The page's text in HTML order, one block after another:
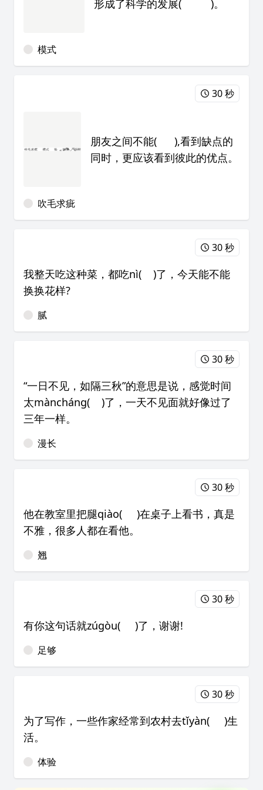
形成了科学的发展( )。
模式
30 秒
朋友之间不能( ),看到缺点的
同时，更应该看到彼此的优点。
吹毛求疵
30 秒
我整天吃这种菜，都吃nì( )了，今天能不能
换换花样?
腻
30 秒
“一日不见，如隔三秋”的意思是说，感觉时间
太màncháng( )了，一天不见面就好像过了
三年一样。
漫长
30 秒
他在教室里把腿qiào( )在桌子上看书，真是
不雅，很多人都在看他。
翘
30 秒
有你这句话就zúgòu( )了，谢谢!
足够
30 秒
为了写作，一些作家经常到农村去tǐyàn( )生
活。
体验